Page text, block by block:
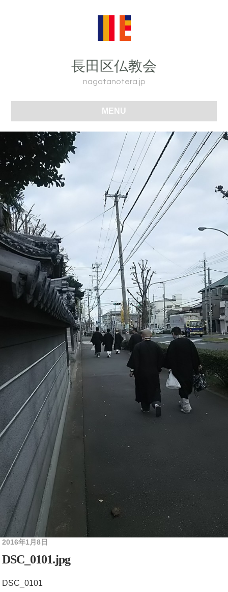
長田区仏教会
nagatanotera.jp
MENU
2016年1月8日
DSC_0101.jpg
DSC_0101